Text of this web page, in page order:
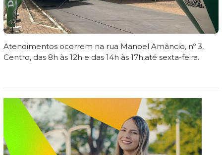
Atendimentos ocorrem na rua Manoel Amâncio, nº 3,
Centro, das 8h às 12h e das 14h às 17h,até sexta-feira.